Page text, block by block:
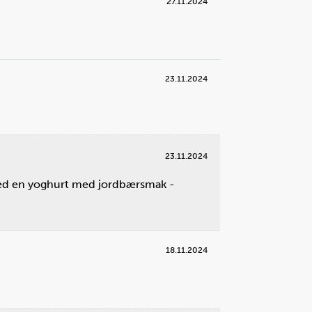
23.11.2024
23.11.2024
en yoghurt med jordbærsmak -
18.11.2024